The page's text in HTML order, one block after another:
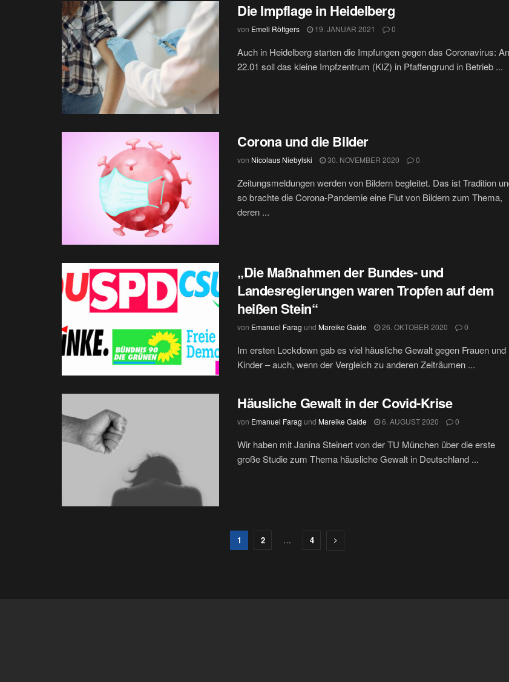
Die Impflage in Heidelberg
von Emeli Röttgers 19. JANUAR 2021 0
Auch in Heidelberg starten die Impfungen gegen das Coronavirus:
22.01 soll das kleine Impfzentrum (KIZ) in Pfaffengrund in Betrieb ...
Corona und die Bilder
von Nicolaus Niebylski 30. NOVEMBER 2020 0
Zeitungsmeldungen werden von Bildern begleitet. Das ist Tradition
so brachte die Corona-Pandemie eine Flut von Bildern zum Thema,
deren ...
„Die Maßnahmen der Bundes- und
Landesregierungen waren Tropfen auf dem
heißen Stein“
von Emanuel Farag und Mareike Gaide 26. OKTOBER 2020 0
Im ersten Lockdown gab es viel häusliche Gewalt gegen Frauen und
Kinder – auch, wenn der Vergleich zu anderen Zeiträumen ...
Häusliche Gewalt in der Covid-Krise
von Emanuel Farag und Mareike Gaide 6. AUGUST 2020 0
Wir haben mit Janina Steinert von der TU München über die erste
große Studie zum Thema häusliche Gewalt in Deutschland ...
1 2 … 4